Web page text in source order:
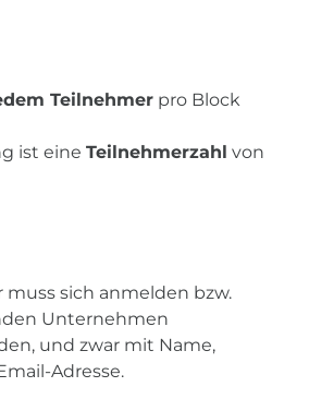
Teilnehmer pro Block
ist eine Teilnehmerzahl von
muss sich anmelden bzw.
Unternehmen
und zwar mit Name,
Adresse.